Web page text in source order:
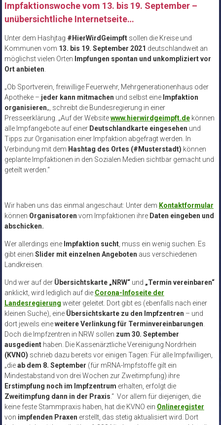
Impfaktionswoche vom 13. bis 19. September –
unübersichtliche Internetseite…
Unter dem Hashjtag #HierWirdGeimpftsollen die Kreise und
Kommunen vom 13. bis 19. September 2021 deutschlandweit an
möglichst vielen Orten Impfungen spontan und unkompliziert vor
Ort anbieten.
„Ob Sportverein, freiwillige Feuerwehr, Mehrgenerationenhaus oder
Apotheke – jeder kann mitmachen und selbst eine Impfaktion
organisieren„, schreibt die Bundesregierung in einer
Presseerklärung. „Auf der Websitewww.hierwirdgeimpft.dekönnen
alle Impfangebote auf einer Deutschlandkarte eingesehen und
Tipps zur Organisation einer Impfaktion abgefragt werden. In
Verbindung mit dem Hashtag des Ortes (#Musterstadt) können
geplante Impfaktionen in den Sozialen Medien sichtbar gemacht und
geteilt werden.“
Wir haben uns das einmal angeschaut: Unter dem Kontaktformular
können Organisatoren vom Impfaktionen ihre Daten eingeben und
abschicken.
Wer allerdings eine Impfaktion sucht, muss ein wenig suchen. Es
gibt einen Slider mit einzelnen Angeboten aus verschiedenen
Landkreisen.
Und wer auf der Übersichtskarte „NRW“und „Termin vereinbaren“
anklickt, wird lediglich auf die Corona-Infoseite der
Landesregierung weiter geleitet. Dort gibt es (ebenfalls nach einer
kleinen Suche), eine Übersichtskarte zu den Impfzentren – und
dort jeweils eineweitere Verlinkung für Terminvereinbarungen.
Doch die Impfzentren in NRW sollen zum 30. September
ausgedienthaben. Die Kassenärztliche Vereinigung Nordrhein
(KVNO) schrieb dazu bereits vor einigen Tagen: Für alle Impfwilligen,
„dieab dem 8. September (für mRNA-Impfstoffe gilt ein
Mindestabstand von drei Wochen zur Zweitimpfung) ihre
Erstimpfung noch im Impfzentrum erhalten, erfolgt die
Zweitimpfung dann in der Praxis.“ Vor allem für diejenigen, die
keine feste Stammpraxis haben, hat die KVNO ein Onlineregister
von impfenden Praxen erstellt, das stetig aktualisiert wird. Dort